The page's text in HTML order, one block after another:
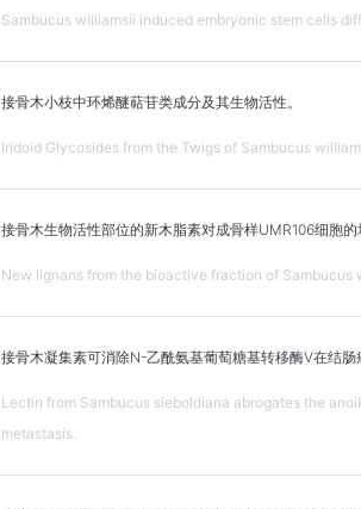
Sambucus williamsii induced embryonic stem cells
接骨木小枝中环烯醚萜苷类成分及其生物活性。
Iridoid Glycosides from the Twigs of Sambucus
接骨木生物活性部位的新木脂素对成骨样UMR106细胞的
New lignans from the bioactive fraction of
接骨木凝集素可消除N-乙酰氨基葡萄糖基转移酶V在结肠
Lectin from Sambucus sieboldiana abrogates the
metastasis.